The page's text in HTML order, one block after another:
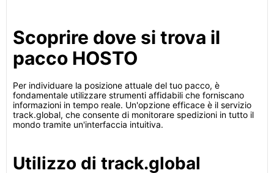
Scoprire dove si trova il
pacco HOSTO
Per individuare la posizione attuale del tuo pacco, è
fondamentale utilizzare strumenti affidabili che forniscano
informazioni in tempo reale. Un'opzione efficace è il servizio
track.global, che consente di monitorare spedizioni in tutto il
mondo tramite un'interfaccia intuitiva.
Utilizzo di track.global